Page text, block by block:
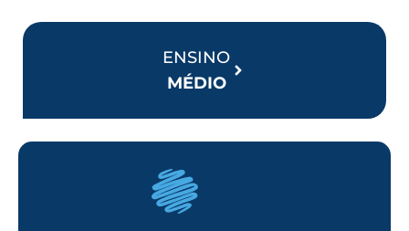
ENSINO
MÉDIO